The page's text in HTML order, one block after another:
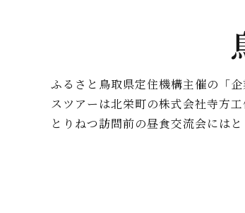
ふるさと鳥取県定住機構主催の「
スツアーは北栄町の株式会社寺方
とりねつ訪問前の昼食交流会には